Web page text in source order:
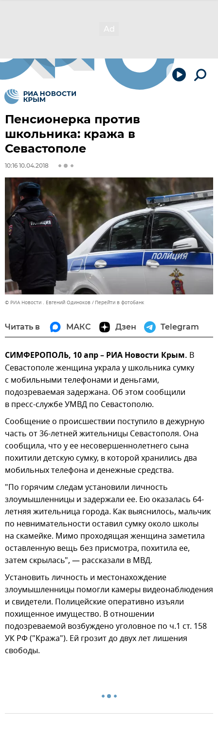
Пенсионерка против
школьника: кража в
Севастополе
10:16 10.04.2018
© РИА Новости . Евгений Одиноков Перейти в фотобанк
Читать в МАКС Дзен Telegram
СИМФЕРОПОЛЬ, 10 апр – РИА Новости Крым. В
Севастополе женщина украла у школьника сумку
с мобильными телефонами и деньгами,
подозреваемая задержана. Об этом сообщили
в пресс-службе УМВД по Севастополю.
Сообщение о происшествии поступило в дежурную
часть от 36-летней жительницы Севастополя. Она
сообщила, что у ее несовершеннолетнего сына
похитили детскую сумку, в которой хранились два
мобильных телефона и денежные средства.
"По горячим следам установили личность
злоумышленницы и задержали ее. Ею оказалась 64-
летняя жительница города. Как выяснилось, мальчик
по невнимательности оставил сумку около школы
на скамейке. Мимо проходящая женщина заметила
оставленную вещь без присмотра, похитила ее,
затем скрылась", — рассказали в МВД.
Установить личность и местонахождение
злоумышленницы помогли камеры видеонаблюдения
и свидетели. Полицейские оперативно изъяли
похищенное имущество. В отношении
подозреваемой возбуждено уголовное по ч.1 ст. 158
УК РФ ("Кража"). Ей грозит до двух лет лишения
свободы.